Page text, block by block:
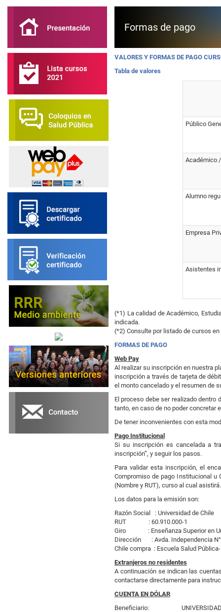
Formas de pago
VALORES Y FORMAS DE PAGO
Tabla de valores
Público
Académico
Alumno
Empresa
Asistentes
(*1) La calidad de Académico,
indicada.
(*2) Consulte por listado de cursos en
FORMAS DE PAGO
Web Pay
Al realizar su inscripción en nuestra
inscripción a través de tarjeta de
el monto cancelado y el resumen de
El proceso debe ser realizado
tanto, en caso de no poder concretar
De tener inconvenientes con esta
Pago Institucional
Si su inscripción es cancelada a
inscripción”, y seguir los pasos.
Para validar esta inscripción, el
Compromiso de pago Institucional u
(Nombre y RUT), curso al cual asistirá.
Los datos para la emisión son:
Razón Social : Universidad de Chile
RUT : 60.910.000-1
Giro : Enseñanza Superior
Dirección : Avda. Independencia
Chile compra : Escuela Salud
Extranjeros no residentes
A continuación se indican las
contactarse directamente para
CUENTA EN DÓLAR
Beneficiario: UNIVERSIDAD